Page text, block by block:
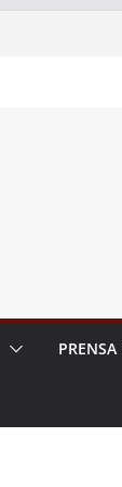
PRENSA